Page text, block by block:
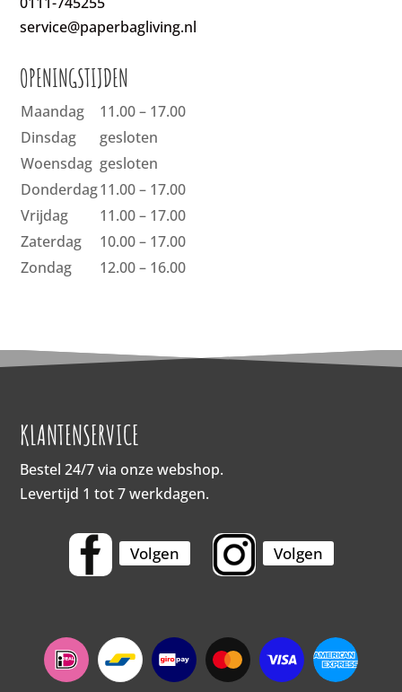
service@paperbagliving.nl
OPENINGSTIJDEN
Maandag
11.00 – 17.00
Dinsdag
gesloten
Woensdag gesloten
Donderdag11.00 – 17.00
Vrijdag
11.00 – 17.00
Zaterdag
10.00 – 17.00
Zondag
12.00 – 16.00
KLANTENSERVICE
Bestel 24/7 via onze webshop.
Levertijd 1 tot 7 werkdagen.
Volgen Volgen